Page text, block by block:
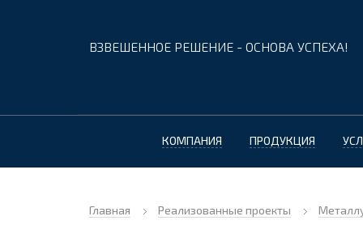
ВЗВЕШЕННОЕ РЕШЕНИЕ - ОСНОВА УСПЕХА!
КОМПАНИЯ ПРОДУКЦИЯ
Главная Реализованные проекты